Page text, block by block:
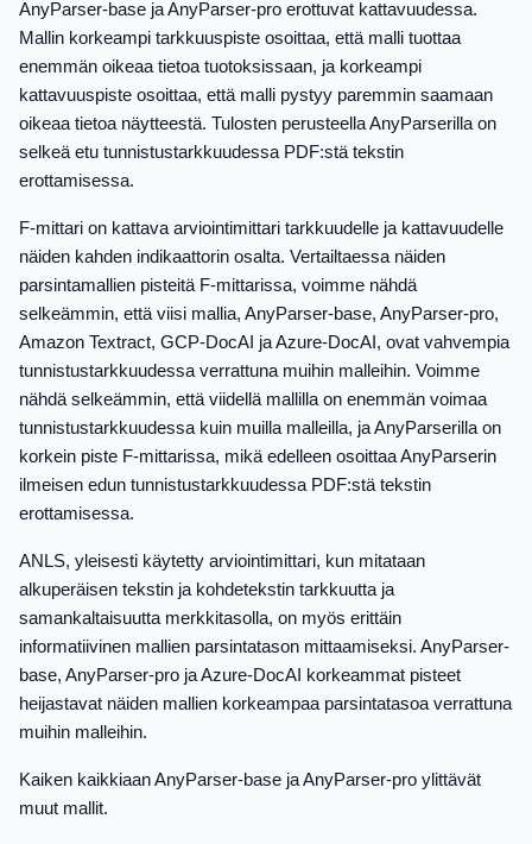
AnyParser-base ja AnyParser-pro erottuvat kattavuudessa.
Mallin korkeampi tarkkuuspiste osoittaa, että malli tuottaa
enemmän oikeaa tietoa tuotoksissaan, ja korkeampi
kattavuuspiste osoittaa, että malli pystyy paremmin saamaan
oikeaa tietoa näytteestä. Tulosten perusteella AnyParserilla on
selkeä etu tunnistustarkkuudessa PDF:stä tekstin
erottamisessa.
F-mittari on kattava arviointimittari tarkkuudelle ja kattavuudelle
näiden kahden indikaattorin osalta. Vertailtaessa näiden
parsintamallien pisteitä F-mittarissa, voimme nähdä
selkeämmin, että viisi mallia, AnyParser-base, AnyParser-pro,
Amazon Textract, GCP-DocAI ja Azure-DocAI, ovat vahvempia
tunnistustarkkuudessa verrattuna muihin malleihin. Voimme
nähdä selkeämmin, että viidellä mallilla on enemmän voimaa
tunnistustarkkuudessa kuin muilla malleilla, ja AnyParserilla on
korkein piste F-mittarissa, mikä edelleen osoittaa AnyParserin
ilmeisen edun tunnistustarkkuudessa PDF:stä tekstin
erottamisessa.
ANLS, yleisesti käytetty arviointimittari, kun mitataan
alkuperäisen tekstin ja kohdetekstin tarkkuutta ja
samankaltaisuutta merkkitasolla, on myös erittäin
informatiivinen mallien parsintatason mittaamiseksi. AnyParser-
base, AnyParser-pro ja Azure-DocAI korkeammat pisteet
heijastavat näiden mallien korkeampaa parsintatasoa verrattuna
muihin malleihin.
Kaiken kaikkiaan AnyParser-base ja AnyParser-pro ylittävät
muut mallit.